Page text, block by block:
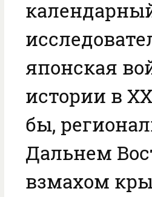
японская
истории в
бы,
Дальнем
взмахом